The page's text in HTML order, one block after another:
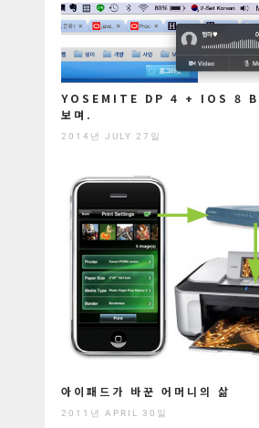
YOSEMITE DP 4 + IOS 8
보며.
2014년 JULY 27일
아이패드가 바꾼 어머니의 삶
2011년 APRIL 30일